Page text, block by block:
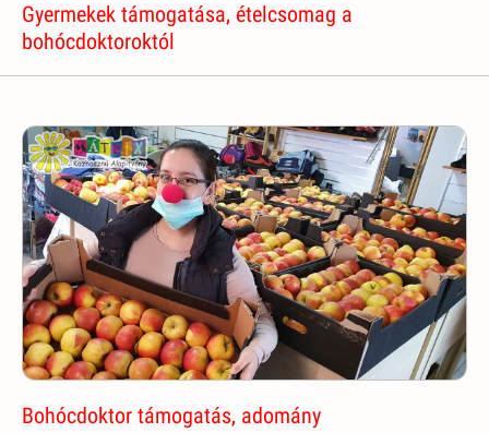
Gyermekek támogatása, ételcsomag a
bohócdoktoroktól
Bohócdoktor támogatás, adomány